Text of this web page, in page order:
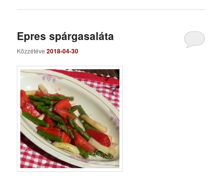
Epres spárgasaláta
Közzétéve2018-04-30